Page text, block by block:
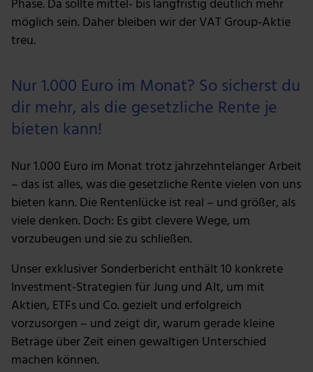
analysieren. Außerdem geben wir Informationen zu
deiner Verwendung unserer Website an unsere Partner
für soziale Medien, Werbung und Analysen weiter.
möglicherweise mit weiteren Daten zusammen, die du
Nutzung der Dienste gesammelt haben.
Phase. Da sollte mittel- bis langfristig deutlich mehr
möglich sein. Daher bleiben wir der VAT Group-Aktie
treu.
Nur 1.000 Euro im Monat? So sicherst du
dir mehr, als die gesetzliche Rente je
bieten kann!
Nur 1.000 Euro im Monat trotz jahrzehntelanger Arbeit
– das ist alles, was die gesetzliche Rente vielen von uns
bieten kann. Die Rentenlücke ist real – und größer, als
viele denken. Doch: Es gibt clevere Wege, um
vorzubeugen und sie zu schließen.
Unser exklusiver Sonderbericht enthält 10 konkrete
Investment-Strategien für Jung und Alt, um mit
Aktien, ETFs und Co. gezielt und erfolgreich
vorzusorgen – und zeigt dir, warum gerade kleine
Beträge über Zeit einen gewaltigen Unterschied
machen können.